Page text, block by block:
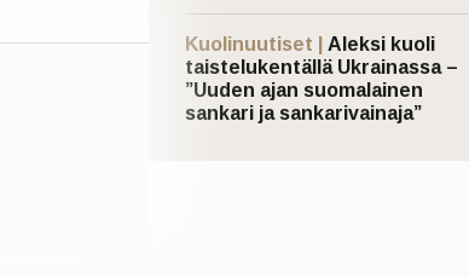
Kuolinuutiset |
Aleksi kuoli
taistelukentällä Ukrainassa –
”Uuden ajan suomalainen
sankari ja sankarivainaja”